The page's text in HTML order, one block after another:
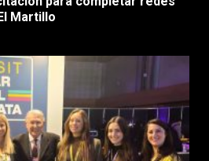
Martillo